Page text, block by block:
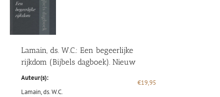
Lamain, ds. W.C.: Een begeerlijke
rijkdom (Bijbels dagboek). Nieuw
Auteur(s):
Lamain, ds. W.C.
€19,95